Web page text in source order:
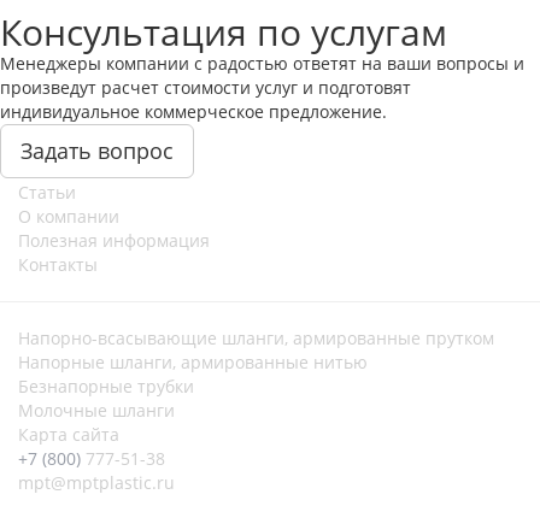
Консультация по услугам
Менеджеры компании с радостью ответят на ваши вопросы и
произведут расчет стоимости услуг и подготовят
индивидуальное коммерческое предложение.
Задать вопрос
Статьи
О компании
Полезная информация
Контакты
Напорно-всасывающие шланги, армированные прутком
Напорные шланги, армированные нитью
Безнапорные трубки
Молочные шланги
Карта сайта
+7 (800) 777-51-38
mpt@mptplastic.ru